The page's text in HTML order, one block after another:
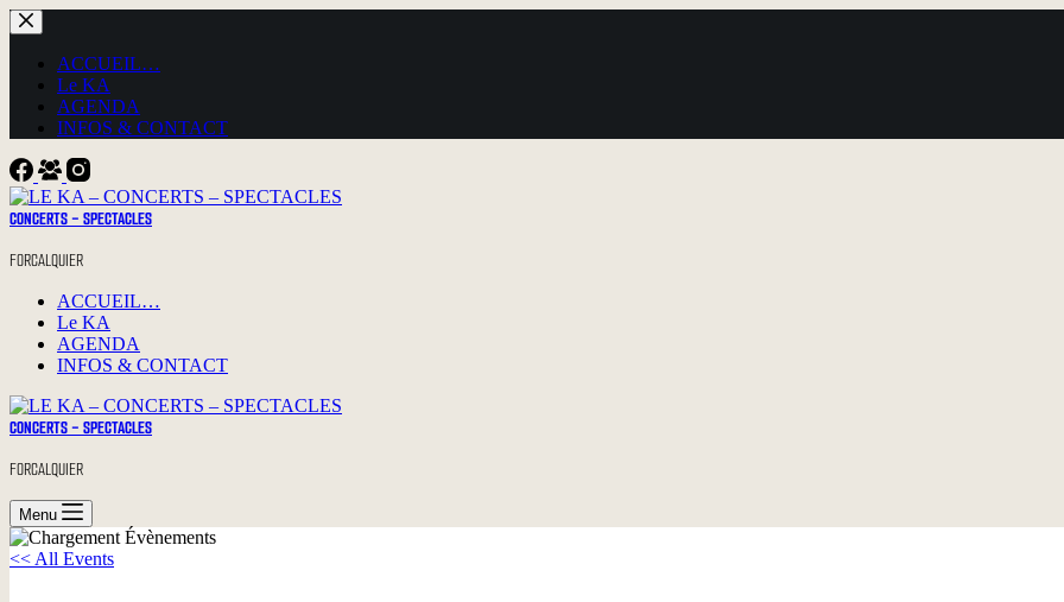
Passer
au
contenuACCUEIL…
Le KA
AGENDA
INFOS & CONTACT
CONCERTS - SPECTACLES
FORCALQUIER
ACCUEIL…
Le KA
AGENDA
INFOS & CONTACT
CONCERTS - SPECTACLES
FORCALQUIER
Menu
<< All Events